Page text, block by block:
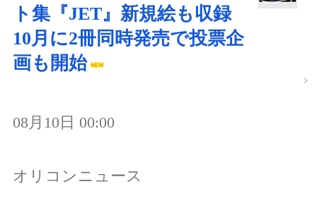
ト集『JET』新規絵も収録
10月に2冊同時発売で投票企
画も開始
08月10日 00:00
オリコンニュース